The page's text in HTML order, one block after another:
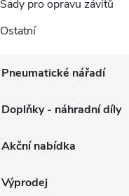
Sady pro opravu závitů
Ostatní
Pneumatické nářadí
Doplňky - náhradní díly
Akční nabídka
Výprodej